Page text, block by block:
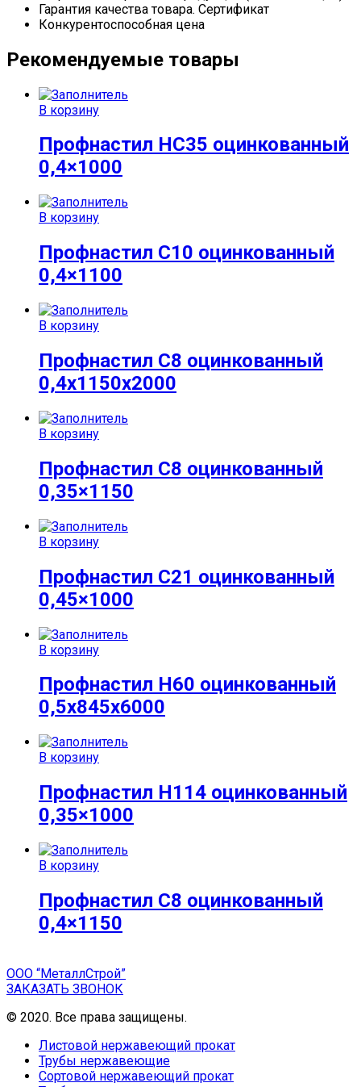
Гарантия качества товара. Сертификат
Конкурентоспособная цена
Рекомендуемые товары
В корзину
Профнастил НС35 оцинкованный
0,4×1000
В корзину
Профнастил С10 оцинкованный
0,4×1100
В корзину
Профнастил С8 оцинкованный
0,4x1150x2000
В корзину
Профнастил С8 оцинкованный
0,35×1150
В корзину
Профнастил С21 оцинкованный
0,45×1000
В корзину
Профнастил Н60 оцинкованный
0,5x845x6000
В корзину
Профнастил Н114 оцинкованный
0,35×1000
В корзину
Профнастил С8 оцинкованный
0,4×1150
ООО “МеталлСтрой”
ЗАКАЗАТЬ ЗВОНОК
© 2020. Все права защищены.
Листовой нержавеющий прокат
Трубы нержавеющие
Сортовой нержавеющий прокат